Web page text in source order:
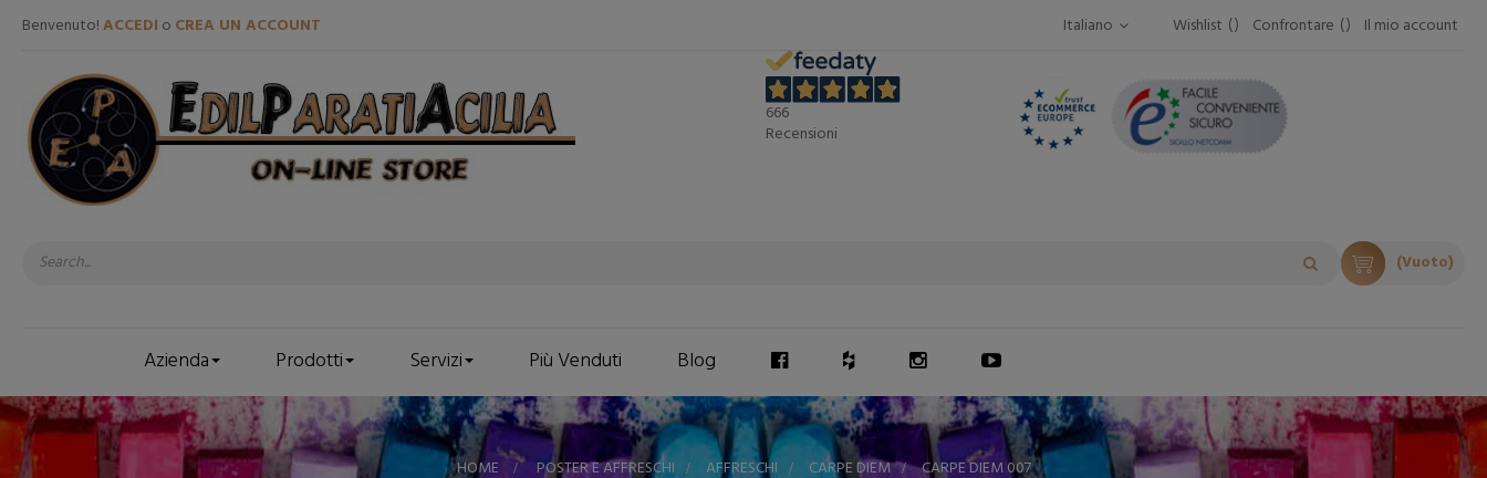
Benvenuto!ACCEDI o CREA UN ACCOUNT Wishlist Confrontare Il mio account
Italiano
666
Recensioni
(Vuoto)
Azienda Prodotti Servizi Più Venduti Blog
HOME > POSTER E AFFRESCHI > AFFRESCHI > CARPE DIEM > CARPE DIEM 007